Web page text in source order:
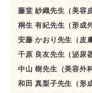
藤堂 紗織先生（美容
桐生 有紀先生（形成
安藤 かおり先生（皮
千原 良友先生（泌尿
中山 樹先生（美容外
和田 真梨子先生（形